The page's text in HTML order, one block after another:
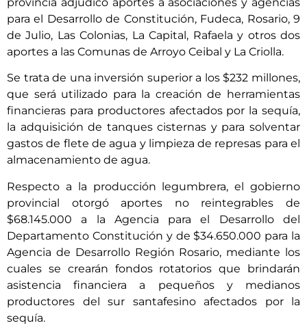
para el Desarrollo de Constitución, Fudeca, Rosario, 9
de Julio, Las Colonias, La Capital, Rafaela y otros dos
aportes a las Comunas de Arroyo Ceibal y La Criolla.
Se trata de una inversión superior a los $232 millones,
que será utilizado para la creación de herramientas
financieras para productores afectados por la sequía,
la adquisición de tanques cisternas y para solventar
gastos de flete de agua y limpieza de represas para el
almacenamiento de agua.
Respecto a la producción legumbrera, el gobierno
provincial otorgó aportes no reintegrables de
$68.145.000 a la Agencia para el Desarrollo del
Departamento Constitución y de $34.650.000 para la
Agencia de Desarrollo Región Rosario, mediante los
cuales se crearán fondos rotatorios que brindarán
asistencia financiera a pequeños y medianos
productores del sur santafesino afectados por la
sequía.